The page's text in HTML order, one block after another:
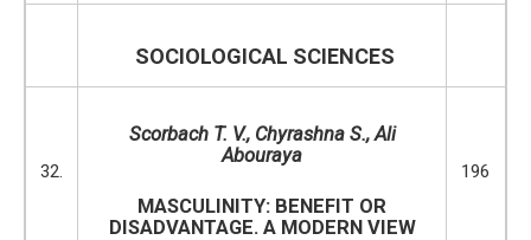
SOCIOLOGICAL SCIENCES
32.
Scorbach T. V., Chyrashna S., Ali
Abouraya
MASCULINITY: BENEFIT OR
DISADVANTAGE. A MODERN VIEW
196